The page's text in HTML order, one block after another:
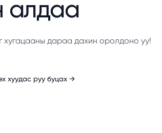
алдаа
хугацааны дараа дахин оролдоно уу!
хуудас руу буцах →